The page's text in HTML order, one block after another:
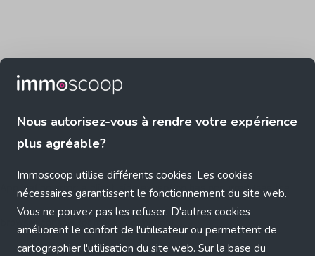
Nous autorisez-vous à rendre votre expérience
plus agréable?
Immoscoop utilise différents cookies. Les cookies
nécessaires garantissent le fonctionnement du site web.
Vous ne pouvez pas les refuser. D'autres cookies
améliorent le confort de l'utilisateur ou permettent de
cartographier l'utilisation du site web. Sur la base du
Application error: a client-side exception has occurred (see the
browser console for more information)